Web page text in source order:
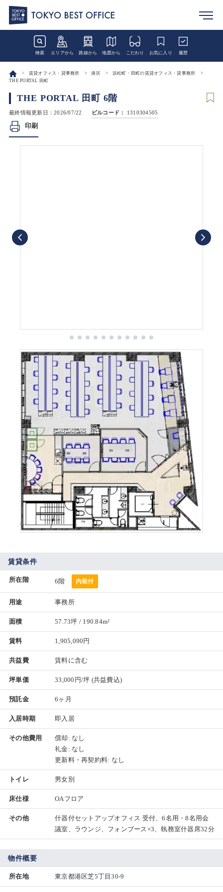
検索 エリアから 路線から 地図から こだわり お気に入り 履歴
賃貸オフィス・貸事務所 港区
浜松町・田町の賃貸オフィス・貸事務所
THE PORTAL 田町
THE PORTAL 田町 6階
最終情報更新日：2026/07/22 ビルコード： 1310304505
印刷
賃貸条件
所在階 6階 内装付
用途 事務所
面積 57.73坪 / 190.84m²
賃料 1,905,090円
共益費 賃料に含む
坪単価 33,000円/坪 (共益費込)
預託金 6ヶ月
入居時期 即入居
その他費用
償却: なし
礼金: なし
更新料・再契約料: なし
トイレ 男女別
床仕様 OAフロア
その他
什器付セットアップオフィス 受付、6名用・8名用会
議室、ラウンジ、フォンブース×3、執務室什器席32分
物件概要
所在地 東京都港区芝5丁目30-9